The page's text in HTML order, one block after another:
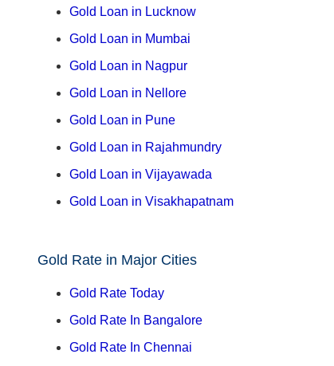
Gold Loan in Lucknow
Gold Loan in Mumbai
Gold Loan in Nagpur
Gold Loan in Nellore
Gold Loan in Pune
Gold Loan in Rajahmundry
Gold Loan in Vijayawada
Gold Loan in Visakhapatnam
Gold Rate in Major Cities
Gold Rate Today
Gold Rate In Bangalore
Gold Rate In Chennai